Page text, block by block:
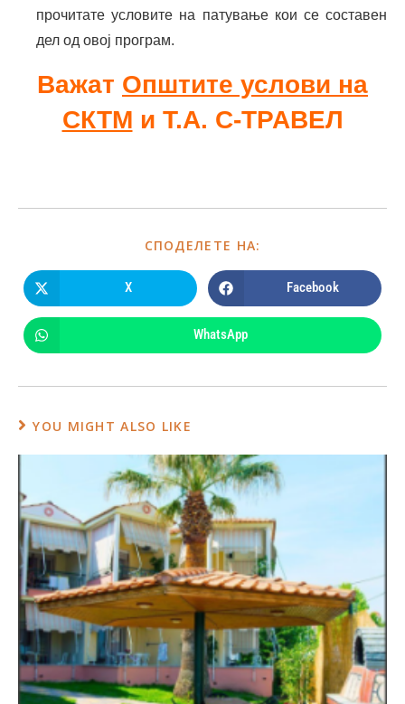
прочитате условите на патување кои се составен
дел од овој програм.
Важат Општите услови на
СКТМ и Т.А. С-ТРАВЕЛ
СПОДЕЛЕТЕ НА:
X Facebook
WhatsApp
YOU MIGHT ALSO LIKE